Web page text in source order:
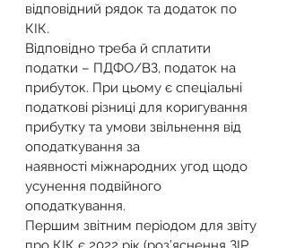
відповідний рядок та додаток по
КІК.
Відповідно треба й сплатити
податки – ПДФО/ВЗ, податок на
прибуток. При цьому є спеціальні
податкові різниці для коригування
прибутку та умови звільнення від
оподаткування за
наявності міжнародних угод щодо
усунення подвійного
оподаткування.
Першим звітним періодом для звіту